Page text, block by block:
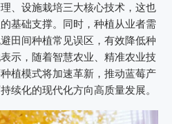
、设施栽培三大核心技术，这也
基础支撑。同时，种植从业者需
田间种植常见误区，有效降低种
示，随着智慧农业、精准农业技
植模式将加速革新，推动蓝莓产
续化的现代化方向高质量发展。